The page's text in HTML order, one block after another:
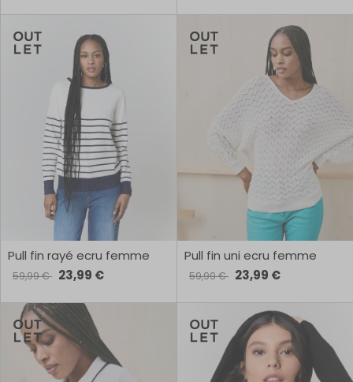
Pull fin rayé ecru femme
59,99 € 23,99 €
Pull fin uni ecru femme
59,99 € 23,99 €